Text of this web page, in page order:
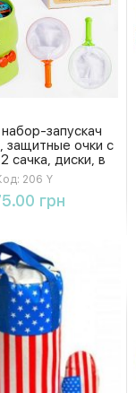
запускач
защитные очки с
сачка, диски, в
206 Y
грн
Купить